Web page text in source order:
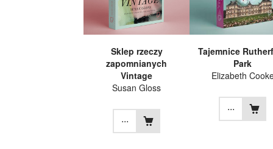
Sklep rzeczy
zapomnianych
Vintage
Susan Gloss
...
Tajemnice
Park
Elizabeth
...